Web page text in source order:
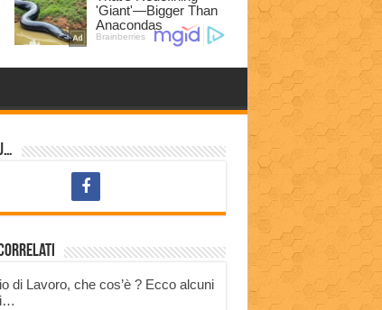
di Lavoro, che cos’è ? Ecco alcuni